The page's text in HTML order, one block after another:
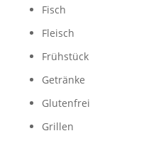
Fisch
Fleisch
Frühstück
Getränke
Glutenfrei
Grillen